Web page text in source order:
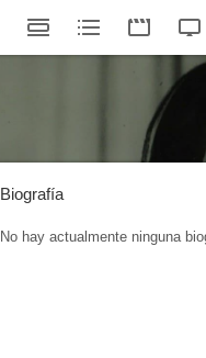
Biografía
No hay actualmente ninguna